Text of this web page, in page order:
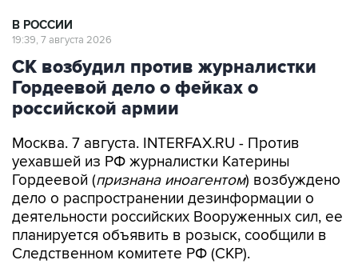
СК возбудил против журналистки
Гордеевой дело о фейках о
российской армии
Москва. 7 августа. INTERFAX.RU - Против
Гордеевой (признана иноагентом ) возбуждено
дело о распространении дезинформации о
деятельности российских Вооруженных сил, ее
планируется объявить в розыск, сообщили в
Следственном комитете РФ (СКР).
"По данным следствия, Гордеева разместила в